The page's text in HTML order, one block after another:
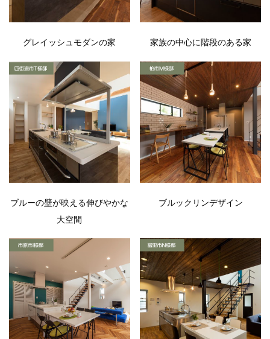
グレイッシュモダンの家 家族の中心に階段のある家
ブルーの壁が映える伸びやかな
大空間
ブルックリンデザイン